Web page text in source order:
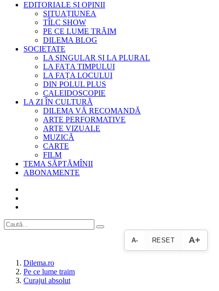
EDITORIALE ȘI OPINII
SITUAȚIUNEA
TÎLC SHOW
PE CE LUME TRĂIM
DILEMA BLOG
SOCIETATE
LA SINGULAR ȘI LA PLURAL
LA FAȚA TIMPULUI
LA FAȚA LOCULUI
DIN POLUL PLUS
CALEIDOSCOPIE
LA ZI ÎN CULTURĂ
DILEMA VĂ RECOMANDĂ
ARTE PERFORMATIVE
ARTE VIZUALE
MUZICĂ
CARTE
FILM
TEMA SĂPTĂMÎNII
ABONAMENTE
A- RESET A+
Dilema.ro
Pe ce lume traim
Curajul absolut